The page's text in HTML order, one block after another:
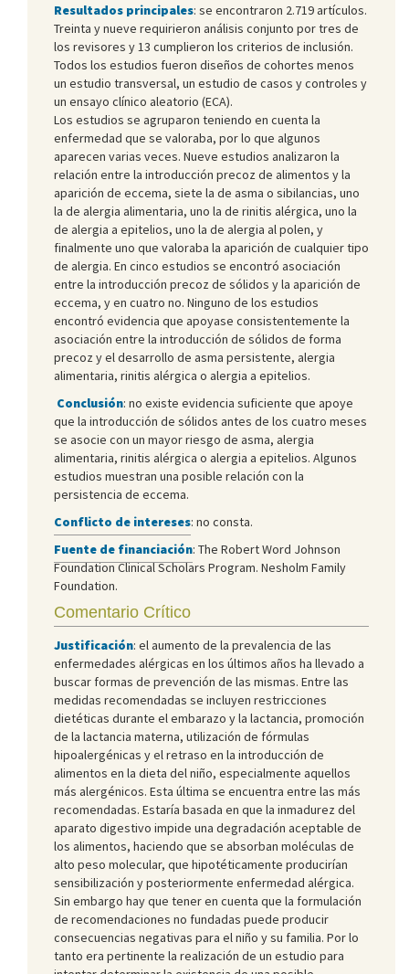
Resultados principales: se encontraron 2.719 artículos.
Treinta y nueve requirieron análisis conjunto por tres de
los revisores y 13 cumplieron los criterios de inclusión.
Todos los estudios fueron diseños de cohortes menos
un estudio transversal, un estudio de casos y controles y
un ensayo clínico aleatorio (ECA).
Los estudios se agruparon teniendo en cuenta la
enfermedad que se valoraba, por lo que algunos
aparecen varias veces. Nueve estudios analizaron la
relación entre la introducción precoz de alimentos y la
aparición de eccema, siete la de asma o sibilancias, uno
la de alergia alimentaria, uno la de rinitis alérgica, uno la
de alergia a epitelios, uno la de alergia al polen, y
finalmente uno que valoraba la aparición de cualquier tipo
de alergia. En cinco estudios se encontró asociación
entre la introducción precoz de sólidos y la aparición de
eccema, y en cuatro no. Ninguno de los estudios
encontró evidencia que apoyase consistentemente la
asociación entre la introducción de sólidos de forma
precoz y el desarrollo de asma persistente, alergia
alimentaria, rinitis alérgica o alergia a epitelios.
Conclusión: no existe evidencia suficiente que apoye
que la introducción de sólidos antes de los cuatro meses
se asocie con un mayor riesgo de asma, alergia
alimentaria, rinitis alérgica o alergia a epitelios. Algunos
estudios muestran una posible relación con la
persistencia de eccema.
Conflicto de intereses: no consta.
Fuente de financiación: The Robert Word Johnson
Foundation Clinical Scholars Program. Nesholm Family
Foundation.
Comentario Crítico
Justificación: el aumento de la prevalencia de las
enfermedades alérgicas en los últimos años ha llevado a
buscar formas de prevención de las mismas. Entre las
medidas recomendadas se incluyen restricciones
dietéticas durante el embarazo y la lactancia, promoción
de la lactancia materna, utilización de fórmulas
hipoalergénicas y el retraso en la introducción de
alimentos en la dieta del niño, especialmente aquellos
más alergénicos. Esta última se encuentra entre las más
recomendadas. Estaría basada en que la inmadurez del
aparato digestivo impide una degradación aceptable de
los alimentos, haciendo que se absorban moléculas de
alto peso molecular, que hipotéticamente producirían
sensibilización y posteriormente enfermedad alérgica.
Sin embargo hay que tener en cuenta que la formulación
de recomendaciones no fundadas puede producir
consecuencias negativas para el niño y su familia. Por lo
tanto era pertinente la realización de un estudio para